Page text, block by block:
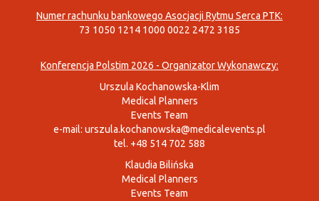
Numer rachunku bankowego Asocjacji Rytmu Serca PTK:
73 1050 1214 1000 0022 2472 3185
Konferencja Polstim 2026 - Organizator Wykonawczy:
Urszula Kochanowska-Klim
Medical Planners
Events Team
e-mail: urszula.kochanowska@medicalevents.pl
tel. +48 514 702 588
Klaudia Bilińska
Medical Planners
Events Team